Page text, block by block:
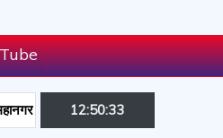
जबाबदारी उपजिल्हा रुग्णालय
12:50:34